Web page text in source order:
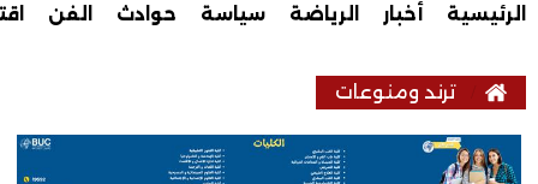
الرئيسية أخبار الرياضة سياسة حوادث الفن
ترند ومنوعات